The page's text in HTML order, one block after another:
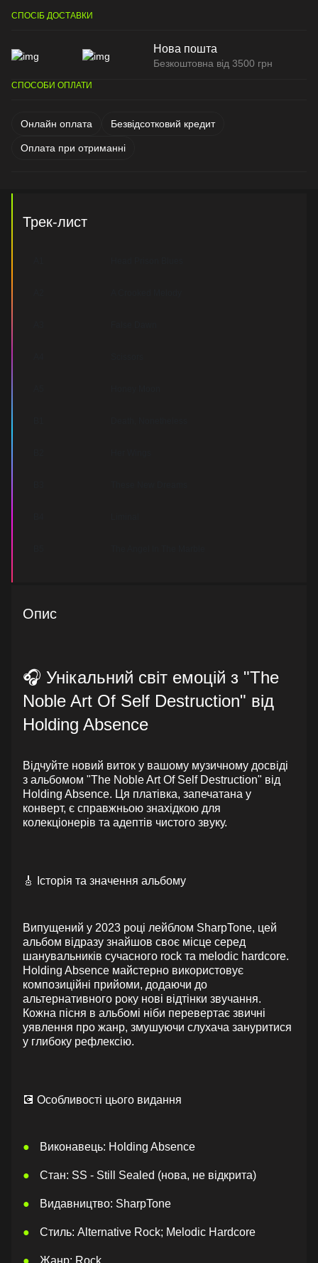
СПОСІБ ДОСТАВКИ
Нова пошта
Безкоштовна від 3500 грн
СПОСОБИ ОПЛАТИ
Онлайн оплата Безвідсотковий кредит
Оплата при отриманні
Трек-лист
Опис
🎧 Унікальний світ емоцій з "The
Noble Art Of Self Destruction" від
Holding Absence
Відчуйте новий виток у вашому музичному досвіді
з альбомом "The Noble Art Of Self Destruction" від
Holding Absence. Ця платівка, запечатана у
конверт, є справжньою знахідкою для
колекціонерів та адептів чистого звуку.
🎸 Історія та значення альбому
Випущений у 2023 році лейблом SharpTone, цей
альбом відразу знайшов своє місце серед
шанувальників сучасного rock та melodic hardcore.
Holding Absence майстерно використовує
композиційні прийоми, додаючи до
альтернативного року нові відтінки звучання.
Кожна пісня в альбомі ніби перевертає звичні
уявлення про жанр, змушуючи слухача зануритися
у глибоку рефлексію.
💽 Особливості цього видання
Виконавець: Holding Absence
Стан: SS - Still Sealed (нова, не відкрита)
Видавництво: SharpTone
Стиль: Alternative Rock; Melodic Hardcore
Жанр: Rock